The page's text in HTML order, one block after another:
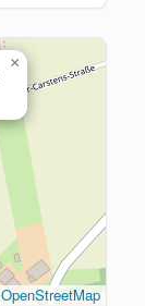
×
OpenStreetMap